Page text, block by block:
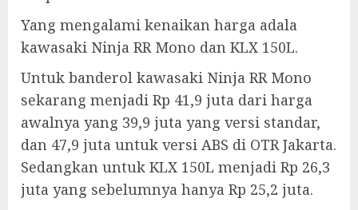
Yang mengalami kenaikan harga adala
kawasaki Ninja RR Mono dan KLX 150L.
Untuk banderol kawasaki Ninja RR Mono
sekarang menjadi Rp 41,9 juta dari harga
awalnya yang 39,9 juta yang versi standar,
dan 47,9 juta untuk versi ABS di OTR Jakarta.
Sedangkan untuk KLX 150L menjadi Rp 26,3
juta yang sebelumnya hanya Rp 25,2 juta.